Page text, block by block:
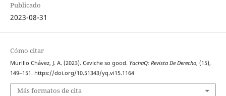
Publicado
2023-08-31
Cómo citar
Murillo Chávez, J. A. (2023). Ceviche so good. YachaQ: Revista De Derecho, (15),
149–151. https://doi.org/10.51343/yq.vi15.1164
Más formatos de cita